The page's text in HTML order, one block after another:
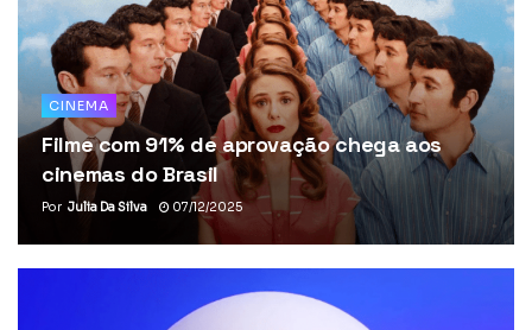
CINEMA
Filme com 91% de aprovação chega aos
cinemas do Brasil
Por Julia Da Silva 07/12/2025